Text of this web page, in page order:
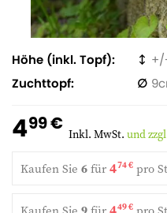
Höhe (inkl. Topf)
Zuchttopf
9
499 € Inkl. MwSt. und
Kaufen Sie 6für474 € pro
49 €